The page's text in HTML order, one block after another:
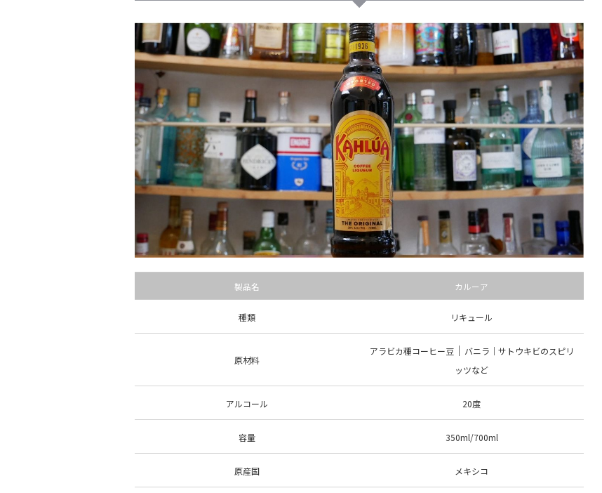
製品名 カルーア
種類 リキュール
原材料
アラビカ種コーヒー豆｜ バニラ｜サトウキビのスピリ
ッツなど
アルコール 20度
容量 350ml/700ml
原産国 メキシコ